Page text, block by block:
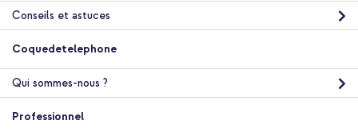
Conseils et astuces
Coquedetelephone
Qui sommes-nous ?
Professionnel